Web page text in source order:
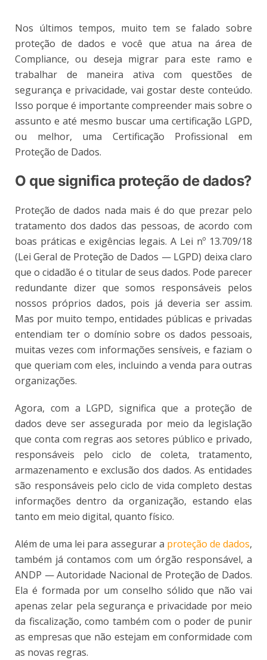
Nos últimos tempos, muito tem se falado sobre
proteção de dados e você que atua na área de
Compliance, ou deseja migrar para este ramo e
trabalhar de maneira ativa com questões de
segurança e privacidade, vai gostar deste conteúdo.
Isso porque é importante compreender mais sobre o
assunto e até mesmo buscar uma certificação LGPD,
ou melhor, uma Certificação Profissional em
Proteção de Dados.
O que significa proteção de dados?
Proteção de dados nada mais é do que prezar pelo
tratamento dos dados das pessoas, de acordo com
boas práticas e exigências legais. A Lei nº 13.709/18
(Lei Geral de Proteção de Dados — LGPD) deixa claro
que o cidadão é o titular de seus dados. Pode parecer
redundante dizer que somos responsáveis pelos
nossos próprios dados, pois já deveria ser assim.
Mas por muito tempo, entidades públicas e privadas
entendiam ter o domínio sobre os dados pessoais,
muitas vezes com informações sensíveis, e faziam o
que queriam com eles, incluindo a venda para outras
organizações.
Agora, com a LGPD, significa que a proteção de
dados deve ser assegurada por meio da legislação
que conta com regras aos setores público e privado,
responsáveis pelo ciclo de coleta, tratamento,
armazenamento e exclusão dos dados. As entidades
são responsáveis pelo ciclo de vida completo destas
informações dentro da organização, estando elas
tanto em meio digital, quanto físico.
Além de uma lei para assegurar a proteção de dados,
também já contamos com um órgão responsável, a
ANDP — Autoridade Nacional de Proteção de Dados.
Ela é formada por um conselho sólido que não vai
apenas zelar pela segurança e privacidade por meio
da fiscalização, como também com o poder de punir
as empresas que não estejam em conformidade com
as novas regras.